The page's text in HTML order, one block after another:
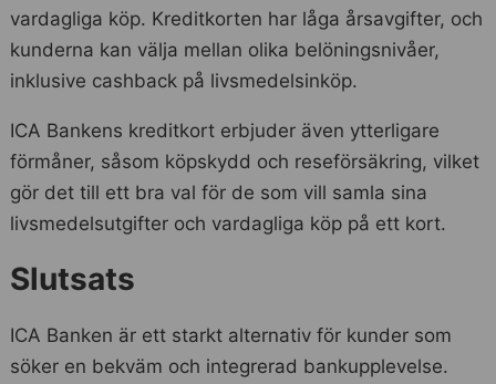
vardagliga köp. Kreditkorten har låga årsavgifter, och
kunderna kan välja mellan olika belöningsnivåer,
inklusive cashback på livsmedelsinköp.
ICA Bankens kreditkort erbjuder även ytterligare
förmåner, såsom köpskydd och reseförsäkring, vilket
gör det till ett bra val för de som vill samla sina
livsmedelsutgifter och vardagliga köp på ett kort.
Slutsats
ICA Banken är ett starkt alternativ för kunder som
söker en bekväm och integrerad bankupplevelse.